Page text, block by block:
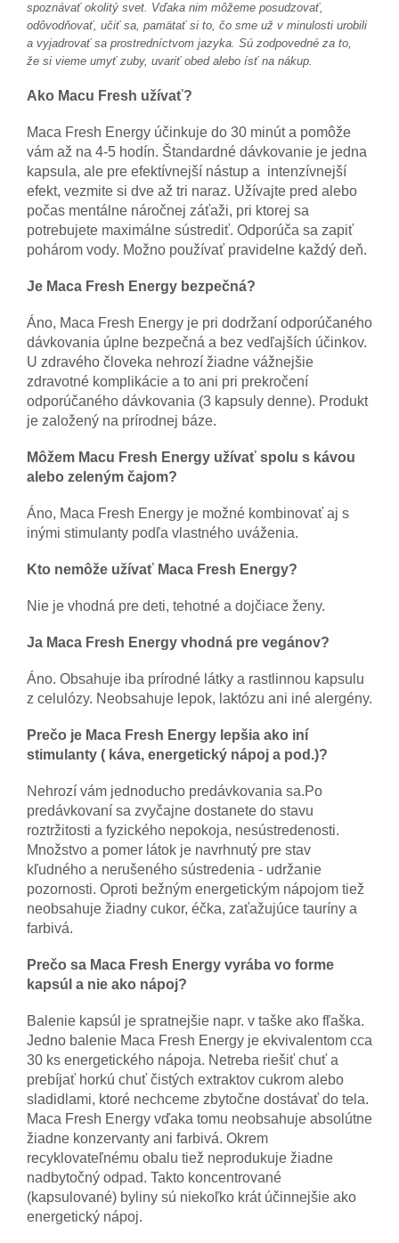
spoznávať okolitý svet. Vďaka nim môžeme posudzovať,
odôvodňovať, učiť sa, pamätať si to, čo sme už v minulosti urobili
a vyjadrovať sa prostredníctvom jazyka. Sú zodpovedné za to,
že si vieme umyť zuby, uvariť obed alebo ísť na nákup.
Ako Macu Fresh užívať?
Maca Fresh Energy účinkuje do 30 minút a pomôže
vám až na 4-5 hodín. Štandardné dávkovanie je jedna
kapsula, ale pre efektívnejší nástup a intenzívnejší
efekt, vezmite si dve až tri naraz. Užívajte pred alebo
počas mentálne náročnej záťaži, pri ktorej sa
potrebujete maximálne sústrediť. Odporúča sa zapiť
pohárom vody. Možno používať pravidelne každý deň.
Je Maca Fresh Energy bezpečná?
Áno, Maca Fresh Energy je pri dodržaní odporúčaného
dávkovania úplne bezpečná a bez vedľajších účinkov.
U zdravého človeka nehrozí žiadne vážnejšie
zdravotné komplikácie a to ani pri prekročení
odporúčaného dávkovania (3 kapsuly denne). Produkt
je založený na prírodnej báze.
Môžem Macu Fresh Energy užívať spolu s kávou
alebo zeleným čajom?
Áno, Maca Fresh Energy je možné kombinovať aj s
inými stimulanty podľa vlastného uváženia.
Kto nemôže užívať Maca Fresh Energy?
Nie je vhodná pre deti, tehotné a dojčiace ženy.
Ja Maca Fresh Energy vhodná pre vegánov?
Áno. Obsahuje iba prírodné látky a rastlinnou kapsulu
z celulózy. Neobsahuje lepok, laktózu ani iné alergény.
Prečo je Maca Fresh Energy lepšia ako iní
stimulanty ( káva, energetický nápoj a pod.)?
Nehrozí vám jednoducho predávkovania sa.Po
predávkovaní sa zvyčajne dostanete do stavu
roztržitosti a fyzického nepokoja, nesústredenosti.
Množstvo a pomer látok je navrhnutý pre stav
kľudného a nerušeného sústredenia - udržanie
pozornosti. Oproti bežným energetickým nápojom tiež
neobsahuje žiadny cukor, éčka, zaťažujúce tauríny a
farbivá.
Prečo sa Maca Fresh Energy vyrába vo forme
kapsúl a nie ako nápoj?
Balenie kapsúl je spratnejšie napr. v taške ako fľaška.
Jedno balenie Maca Fresh Energy je ekvivalentom cca
30 ks energetického nápoja. Netreba riešiť chuť a
prebíjať horkú chuť čistých extraktov cukrom alebo
sladidlami, ktoré nechceme zbytočne dostávať do tela.
Maca Fresh Energy vďaka tomu neobsahuje absolútne
žiadne konzervanty ani farbivá. Okrem
recyklovateľnému obalu tiež neprodukuje žiadne
nadbytočný odpad. Takto koncentrované
(kapsulované) byliny sú niekoľko krát účinnejšie ako
energetický nápoj.